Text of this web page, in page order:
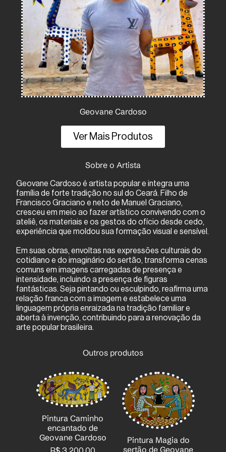
Geovane Cardoso
Ver Mais Produtos
Sobre o Artista
Geovane Cardoso é artista popular e integra uma
família de forte tradição no sul do Ceará. Filho de
Francisco Graciano e neto de Manuel Graciano,
cresceu em meio ao fazer artístico convivendo com o
ateliê, os materiais e os gestos do ofício desde cedo,
experiência que moldou sua formação visual e sensível.
Em suas obras, envoltas nas expressões culturais do
cotidiano e do imaginário do sertão, transforma cenas
comuns em imagens carregadas de presença e
intensidade, incluindo a presença de figuras
fantásticas. Seja pintando ou esculpindo, reafirma uma
relação franca com a imagem e estabelece uma
linguagem própria enraizada na tradição familiar e
aberta à invenção, contribuindo para a renovação da
arte popular brasileira.
Outros produtos
Pintura Caminho
encantado de
Geovane Cardoso
Pintura Magia do
sertão de Geovane